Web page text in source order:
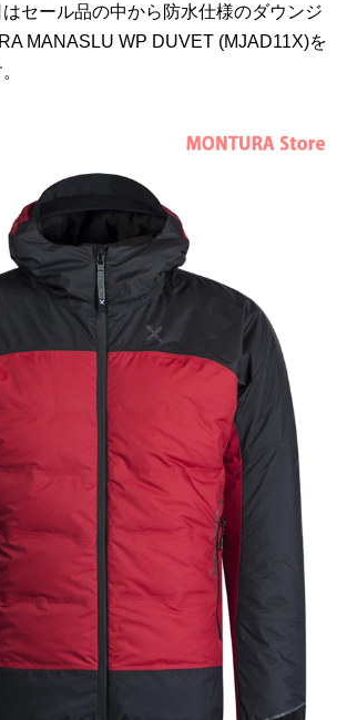
セール品の中から防水仕様のダウンジ
MANASLU WP DUVET (MJAD11X)を